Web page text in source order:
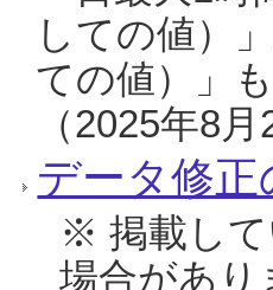
しての値）
ての値）」
（2025年8月
データ修
※ 掲載して
場合があり